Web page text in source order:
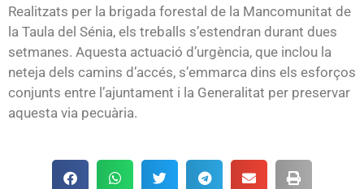
Realitzats per la brigada forestal de la Mancomunitat de
la Taula del Sénia, els treballs s’estendran durant dues
setmanes. Aquesta actuació d’urgència, que inclou la
neteja dels camins d’accés, s’emmarca dins els esforços
conjunts entre l’ajuntament i la Generalitat per preservar
aquesta via pecuària.